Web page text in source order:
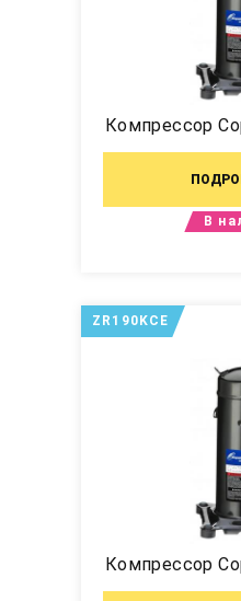
Компрессор
В
Компрессор
ZR190KCE